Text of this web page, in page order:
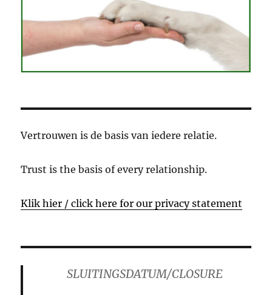
Vertrouwen is de basis van iedere relatie.
Trust is the basis of every relationship.
Klik hier / click here for our privacy statement
SLUITINGSDATUM/CLOSURE